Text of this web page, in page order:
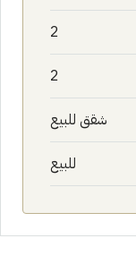
2
2
شقق للبيع
للبيع